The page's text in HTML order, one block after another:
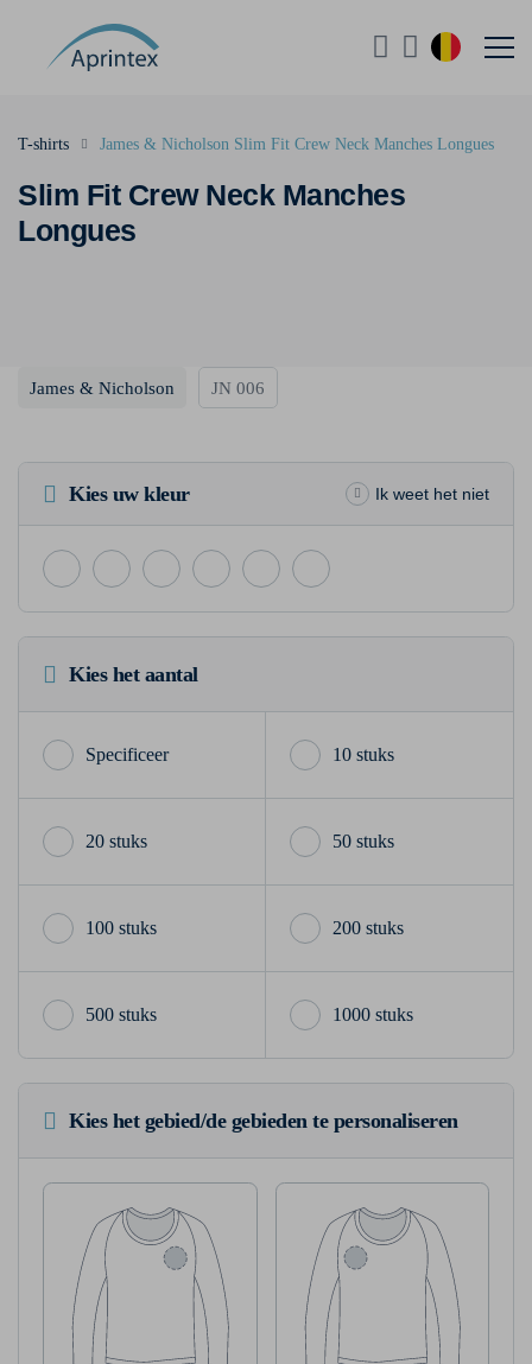
Slim Fit Crew Neck Manches
Longues
T-shirts James & Nicholson Slim Fit Crew Neck Manches Longues
James & Nicholson JN 006
Kies uw kleur Ik weet het niet
Kies het aantal
10 stuks
20 stuks 50 stuks
100 stuks 200 stuks
500 stuks 1000 stuks
Kies het gebied/de gebieden te personaliseren